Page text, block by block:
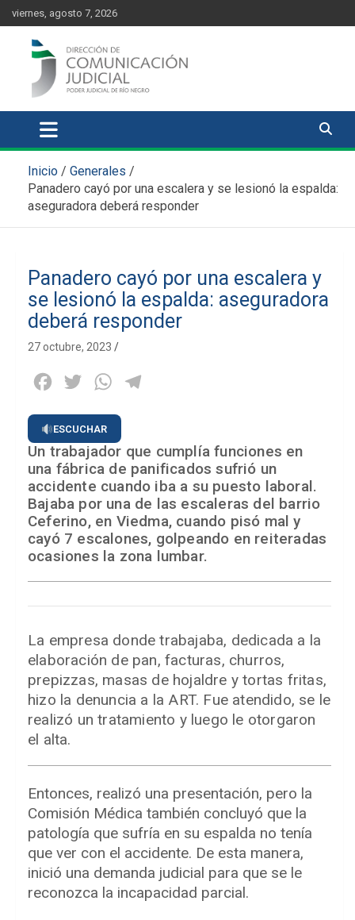
content
Skip
to
content
viernes, agosto 7, 2026
Comunicación Judicial
Inicio
Generales
Panadero cayó por una escalera y se lesionó la espalda:
aseguradora deberá responder
Panadero cayó por una escalera y
se lesionó la espalda: aseguradora
deberá responder
27 octubre, 2023
Facebook
Twitter WhatsApp
ESCUCHAR
Un trabajador que cumplía funciones en
una fábrica de panificados sufrió un
accidente cuando iba a su puesto laboral.
Bajaba por una de las escaleras del barrio
Ceferino, en Viedma, cuando pisó mal y
cayó 7 escalones, golpeando en reiteradas
ocasiones la zona lumbar.
La empresa donde trabajaba, dedicada a la
elaboración de pan, facturas, churros,
prepizzas, masas de hojaldre y tortas fritas,
hizo la denuncia a la ART. Fue atendido, se le
realizó un tratamiento y luego le otorgaron
el alta.
Entonces, realizó una presentación, pero la
Comisión Médica también concluyó que la
patología que sufría en su espalda no tenía
que ver con el accidente. De esta manera,
inició una demanda judicial para que se le
reconozca la incapacidad parcial.